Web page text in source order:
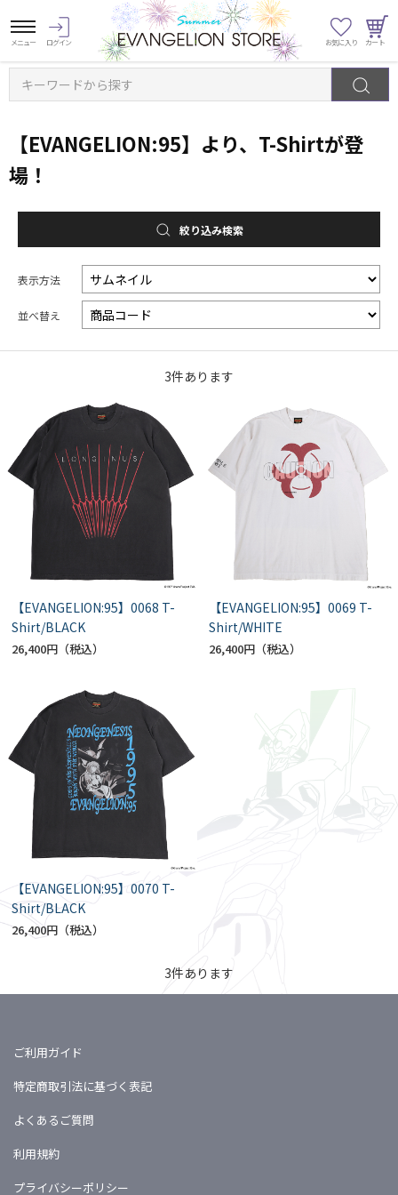
キーワードから探す
【EVANGELION:95】より、T-Shirtが登
場！
絞り込み検索
表示方法
並べ替え
3件あります
【EVANGELION:95】0068 T-
Shirt/BLACK
26,400円
【EVANGELION:95】0069 T-
Shirt/WHITE
26,400円
【EVANGELION:95】0070 T-
Shirt/BLACK
26,400円
3件あります
ご利用ガイド
特定商取引法に基づく表記
よくあるご質問
利用規約
プライバシーポリシー